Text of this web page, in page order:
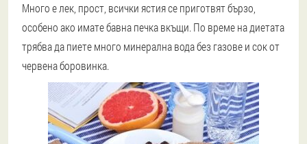
Много е лек, прост , всички ястия се приготвят бързо,
особено ако имате бавна печка вкъщи. По време на диетата
трябва да пиете много минерална вода без газове и сок от
червена боровинка.